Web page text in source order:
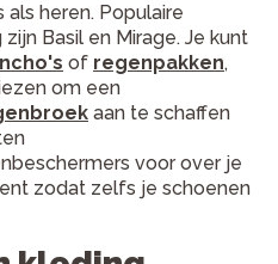
heren. Populaire
Basil en Mirage. Je kunt
of regenpakken,
om een
aan te schaffen
voor over je
zodat zelfs je schoenen